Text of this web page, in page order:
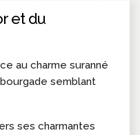
et du
au charme suranné
semblant
ses charmantes